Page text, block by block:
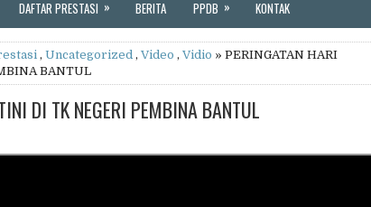
DAFTAR PRESTASI » BERITA PPDB » KONTAK
, Uncategorized , Video , Vidio » PERINGATAN HARI
BANTUL
DI TK NEGERI PEMBINA BANTUL